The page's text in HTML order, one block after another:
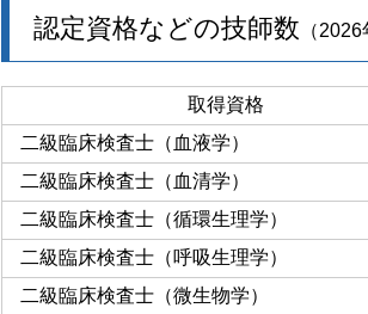
認定資格などの技師数 （
取得資格
二級臨床検査士（血液学）
二級臨床検査士（血清学）
二級臨床検査士（循環生理学）
二級臨床検査士（呼吸生理学）
二級臨床検査士（微生物学）